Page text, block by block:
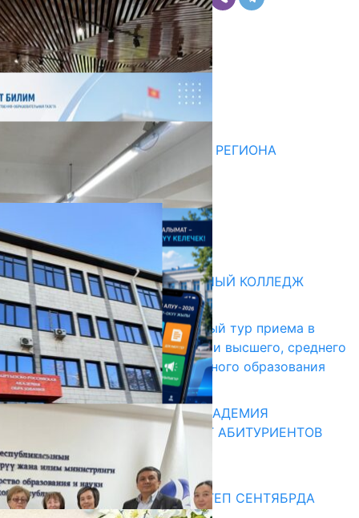
Комментарии
Последние новости
НЕДЕЛЯ В ОБЗОРЕ
07.08.2026
ДЛЯ МЕТОДИСТОВ ЮЖНОГО РЕГИОНА
НАЧАЛОСЬ ОБУЧЕНИЕ
05.08.2026
31.07.2026
Абитуриент
БИШКЕКСКИЙ УНИВЕРСАЛЬНЫЙ КОЛЛЕДЖ
17.07.2026
В Кыргызстане начался первый тур приема в
образовательные организации высшего, среднего
и начального профессионального образования
13.07.2026
КЫРГЫЗКО-РОССИЙСКАЯ АКАДЕМИЯ
ОБРАЗОВАНИЯ ПРИГЛАШАЕТ АБИТУРИЕНТОВ
10.07.2026
Медиа
СУЗАКТА 750 ОРУНДУУ МЕКТЕП СЕНТЯБРДА